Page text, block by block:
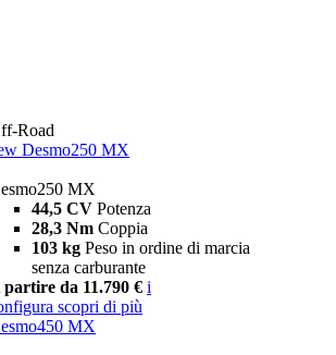
Road
Desmo250 MX
MX
44,5 CV Potenza
28,3 Nm Coppia
103 kg Peso in ordine di marcia
senza carburante
partire da 11.790 € i
scopri di più
MX